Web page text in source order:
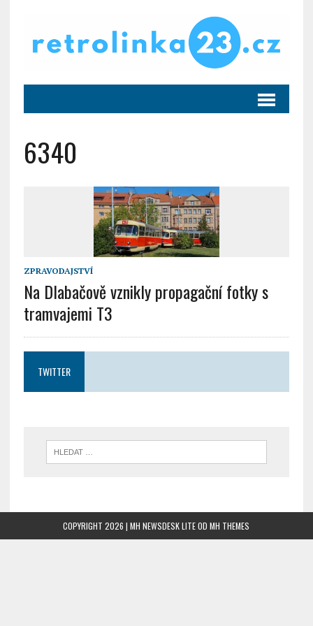
6340
ZPRAVODAJSTVÍ
Na Dlabačově vznikly propagační fotky s
tramvajemi T3
TWITTER
COPYRIGHT 2026 | MH NEWSDESK LITE ODMH THEMES